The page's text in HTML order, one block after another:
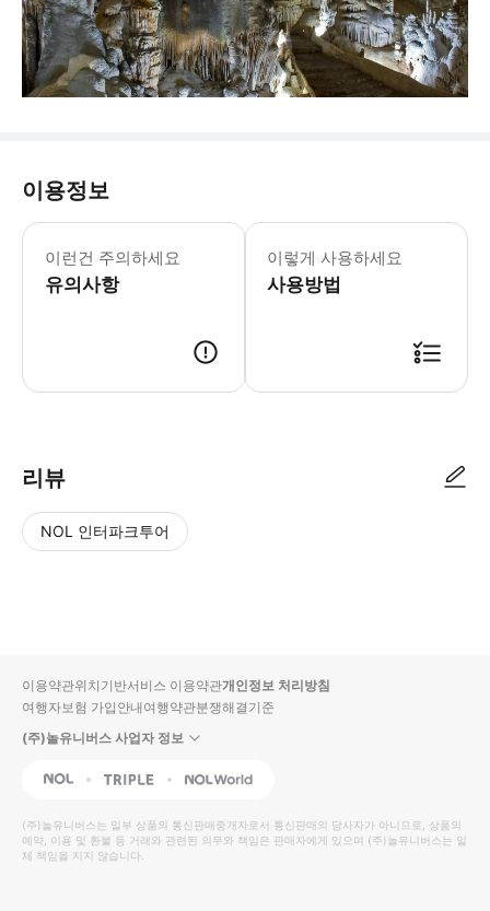
이용정보
이런건 주의하세요
유의사항
캄파네트 동굴 1월 1일 및 12월 25일
* 트라문타나 산맥 근처 한적한 전원
이렇게 사용하세요
사용방법
리뷰
NOL 인터파크투어
입니
다.
높
은
순
동
영
상
순
상
이용약관위치기반서비스 이용약관개인정보 처리방침
여행자보험 가입안내여행약관분쟁해결기준
(주)놀유니버스 사업자 정보
NOL Triple Interpark Global
(주)놀유니버스는 일부 상품의 통신판매중개자로서 통신판매의 당사자가 아니므로, 상품의
예약, 이용 및 환불 등 거래와 관련된 의무와 책임은 판매자에게 있으며 (주)놀유니버스는 일
체 책임을 지지 않습니다.